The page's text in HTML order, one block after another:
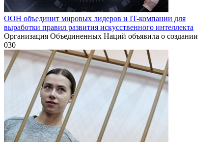
ООН объединит мировых лидеров и IT-компании для
выработки правил развития искусственного интеллекта
Организация Объединенных Наций объявила о создании
030